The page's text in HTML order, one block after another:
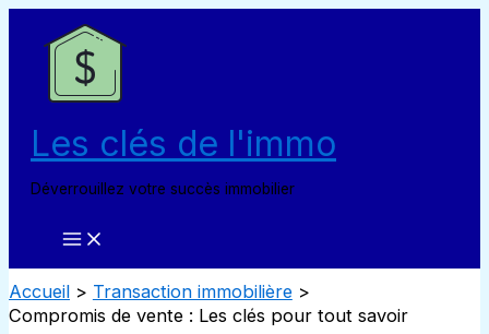
contenu
Les clés de l'immo
Déverrouillez votre succès immobilier
Accueil
Transaction immobilière
Compromis de vente : Les clés pour tout savoir